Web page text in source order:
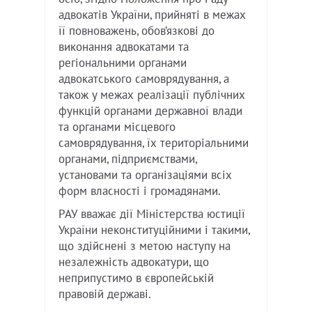
адвокатів України, прийняті в межах
її повноважень, обов’язкові до
виконання адвокатами та
регіональними органами
адвокатського самоврядування, а
також у межах реалізації публічних
функцій органами державної влади
та органами місцевого
самоврядування, їх територіальними
органами, підприємствами,
установами та організаціями всіх
форм власності і громадянами.
РАУ вважає дії Міністерства юстиції
України неконституційними і такими,
що здійснені з метою наступу на
незалежність адвокатури, що
неприпустимо в європейській
правовій державі.